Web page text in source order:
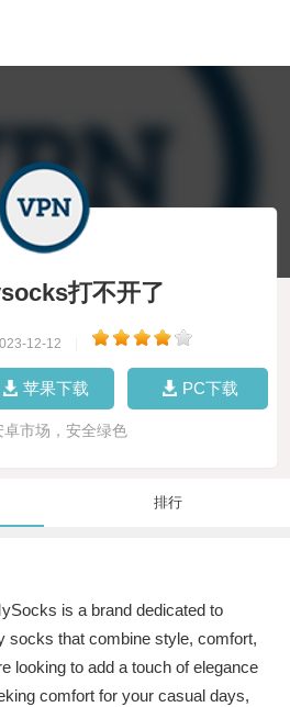
打不开了
12-12
苹果下载 PC下载
卓市场，安全绿色
排行
is a brand dedicated to
socks that combine style, comfort,
looking to add a touch of elegance
comfort for your casual days,